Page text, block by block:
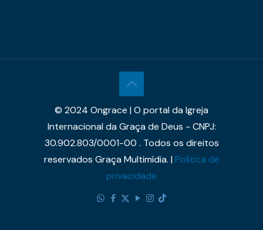
© 2024 Ongrace | O portal da Igreja
Internacional da Graça de Deus - CNPJ:
30.902.803/0001-00 . Todos os direitos
reservados Graça Multimídia. |Política de
privacidade